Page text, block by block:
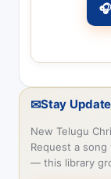
✉Stay
New Telugu
Request a
— this library